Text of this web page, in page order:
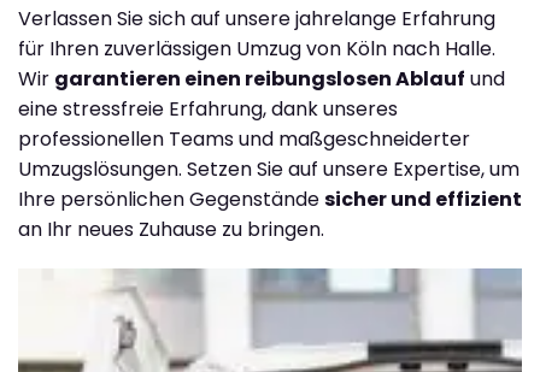
Verlassen Sie sich auf unsere jahrelange Erfahrung
für Ihren zuverlässigen Umzug von Köln nach Halle.
Wir garantieren einen reibungslosen Ablauf und
eine stressfreie Erfahrung, dank unseres
professionellen Teams und maßgeschneiderter
Umzugslösungen. Setzen Sie auf unsere Expertise, um
Ihre persönlichen Gegenständesicher und effizient
an Ihr neues Zuhause zu bringen.